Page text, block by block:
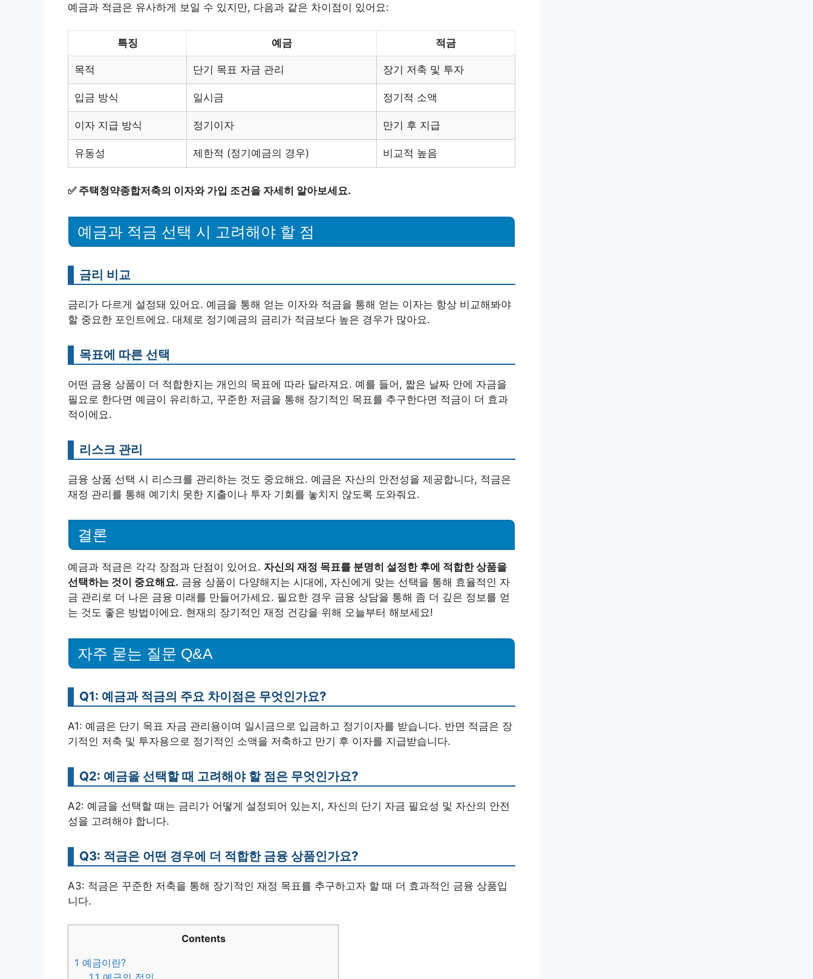
예금과 적금은 유사하게 보일 수 있지만, 다음과 같은 차이점이 있어요:
특징 예금 적금
목적 단기 목표 자금 관리 장기 저축 및 투자
입금 방식 일시금 정기적 소액
이자 지급 방식 정기이자 만기 후 지급
유동성 제한적 (정기예금의 경우) 비교적 높음
✅ 주택청약종합저축의 이자와 가입 조건을 자세히 알아보세요.
예금과 적금 선택 시 고려해야 할 점
금리 비교
금리가 다르게 설정돼 있어요. 예금을 통해 얻는 이자와 적금을 통해 얻는 이자는 항상 비교해봐야
할 중요한 포인트에요. 대체로 정기예금의 금리가 적금보다 높은 경우가 많아요.
목표에 따른 선택
어떤 금융 상품이 더 적합한지는 개인의 목표에 따라 달라져요. 예를 들어, 짧은 날짜 안에 자금을
필요로 한다면 예금이 유리하고, 꾸준한 저금을 통해 장기적인 목표를 추구한다면 적금이 더 효과
적이에요.
리스크 관리
금융 상품 선택 시 리스크를 관리하는 것도 중요해요. 예금은 자산의 안전성을 제공합니다, 적금은
재정 관리를 통해 예기치 못한 지출이나 투자 기회를 놓치지 않도록 도와줘요.
결론
예금과 적금은 각각 장점과 단점이 있어요. 자신의 재정 목표를 분명히 설정한 후에 적합한 상품을
선택하는 것이 중요해요. 금융 상품이 다양해지는 시대에, 자신에게 맞는 선택을 통해 효율적인 자
금 관리로 더 나은 금융 미래를 만들어가세요. 필요한 경우 금융 상담을 통해 좀 더 깊은 정보를 얻
는 것도 좋은 방법이에요. 현재의 장기적인 재정 건강을 위해 오늘부터 해보세요!
자주 묻는 질문 Q&A
Q1: 예금과 적금의 주요 차이점은 무엇인가요?
A1: 예금은 단기 목표 자금 관리용이며 일시금으로 입금하고 정기이자를 받습니다. 반면 적금은 장
기적인 저축 및 투자용으로 정기적인 소액을 저축하고 만기 후 이자를 지급받습니다.
Q2: 예금을 선택할 때 고려해야 할 점은 무엇인가요?
A2: 예금을 선택할 때는 금리가 어떻게 설정되어 있는지, 자신의 단기 자금 필요성 및 자산의 안전
성을 고려해야 합니다.
Q3: 적금은 어떤 경우에 더 적합한 금융 상품인가요?
A3: 적금은 꾸준한 저축을 통해 장기적인 재정 목표를 추구하고자 할 때 더 효과적인 금융 상품입
니다.
Contents
1 예금이란?